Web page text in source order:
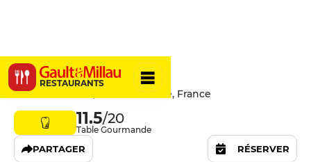
RESTAURANTS
Fanfare
46 Rue Pharaon, 31000 Toulouse, France
11.5/20
Table Gourmande
PARTAGER RÉSERVER